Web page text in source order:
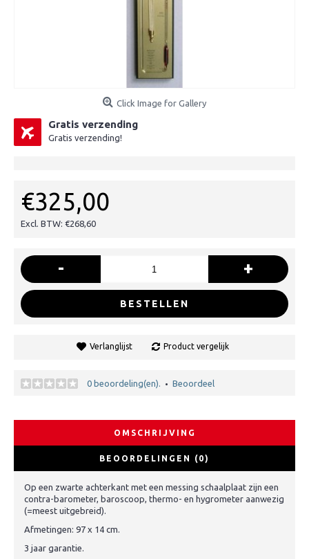
Click Image for Gallery
Gratis verzending
Gratis verzending!
€325,00
Excl. BTW: €268,60
- +
BESTELLEN
Verlanglijst Product vergelijk
0 beoordeling(en). • Beoordeel
OMSCHRIJVING
BEOORDELINGEN (0)
Op een zwarte achterkant met een messing schaalplaat zijn een
contra-barometer, baroscoop, thermo- en hygrometer aanwezig
(=meest uitgebreid).
Afmetingen: 97 x 14 cm.
3 jaar garantie.